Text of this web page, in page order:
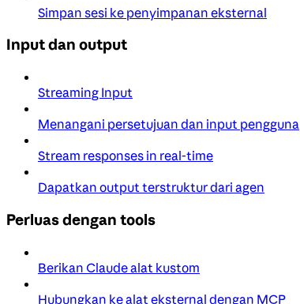
Simpan sesi ke penyimpanan eksternal
Input dan output
Streaming Input
Menangani persetujuan dan input pengguna
Stream responses in real-time
Dapatkan output terstruktur dari agen
Perluas dengan tools
Berikan Claude alat kustom
Hubungkan ke alat eksternal dengan MCP